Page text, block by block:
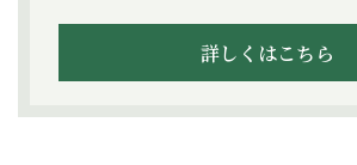
詳しくはこちら